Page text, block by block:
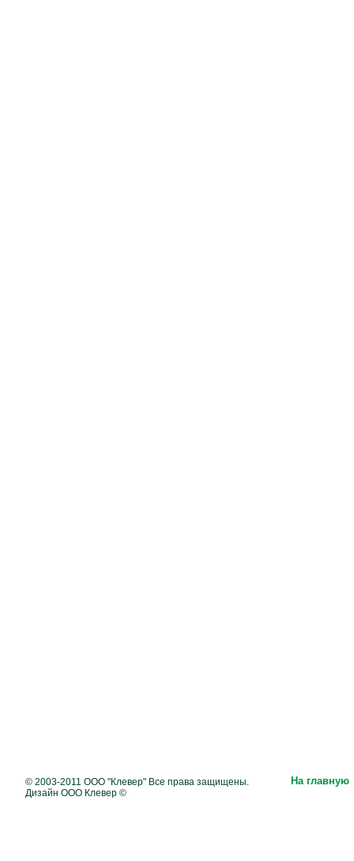
© 2003-2011 ООО "Клевер" Все права защищены.
Дизайн ООО Клевер ©
На главную